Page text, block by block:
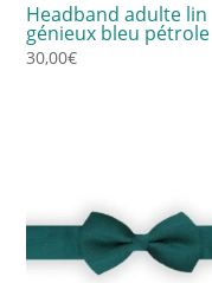
Headband adulte lin
génieux bleu pétrole
30,00€